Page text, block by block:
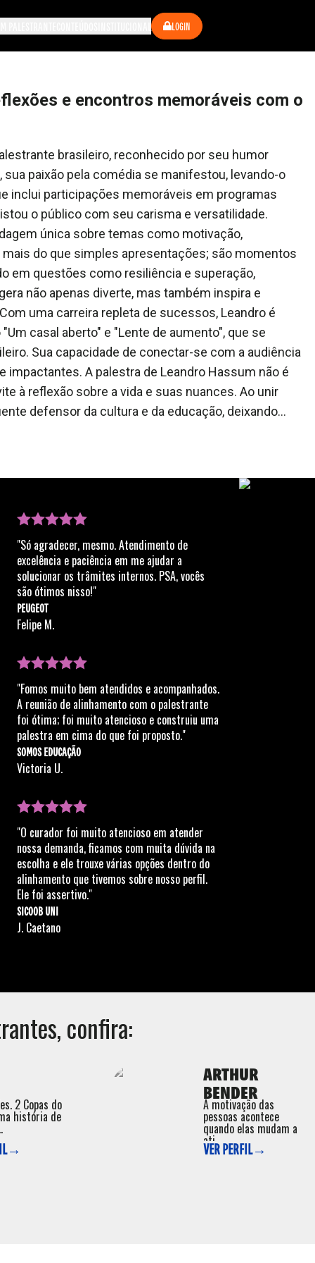
LOGIN
e encontros memoráveis com o
brasileiro, reconhecido por seu humor
paixão pela comédia se manifestou, levando-o
inclui participações memoráveis em programas
o público com seu carisma e versatilidade.
única sobre temas como motivação,
do que simples apresentações; são momentos
em questões como resiliência e superação,
não apenas diverte, mas também inspira e
uma carreira repleta de sucessos, Leandro é
casal aberto" e "Lente de aumento", que se
Sua capacidade de conectar-se com a audiência
A palestra de Leandro Hassum não é
à reflexão sobre a vida e suas nuances. Ao unir
defensor da cultura e da educação, deixando
lo.
"Só agradecer, mesmo. Atendimento de
excelência e paciência em me ajudar a
solucionar os trâmites internos. PSA, vocês
são ótimos nisso!"
PEUGEOT
Felipe M.
"Fomos muito bem atendidos e acompanhados.
A reunião de alinhamento com o palestrante
foi ótima; foi muito atencioso e construiu uma
palestra em cima do que foi proposto."
SOMOS EDUCAÇÃO
Victoria U.
"O curador foi muito atencioso em atender
nossa demanda, ficamos com muita dúvida na
escolha e ele trouxe várias opções dentro do
alinhamento que tivemos sobre nosso perfil.
Ele foi assertivo."
SICOOB UNI
J. Caetano
confira:
2 Copas do
história de
ARTHUR
BENDER
A motivação das
pessoas acontece
quando elas mudam a
ati ...
VER PERFIL→